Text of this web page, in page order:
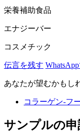
栄養補助食品
エナジーバー
コスメチック
伝言を残す
あなたが望むかもし
コラーゲン-フ
サンプルの